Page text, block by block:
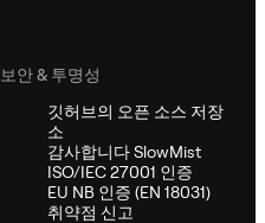
보안 & 투명성
깃허브의 오픈 소스 저장
소
감사합니다 SlowMist
ISO/IEC 27001 인증
EU NB 인증 (EN 18031)
취약점 신고